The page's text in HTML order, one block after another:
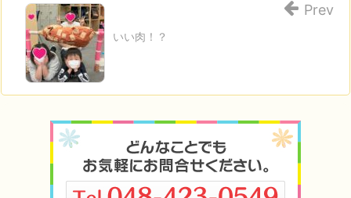
いい肉！？
Prev